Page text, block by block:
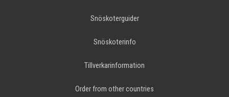
Snöskoterguider
Snöskoterinfo
Tillverkarinformation
Order from other countries